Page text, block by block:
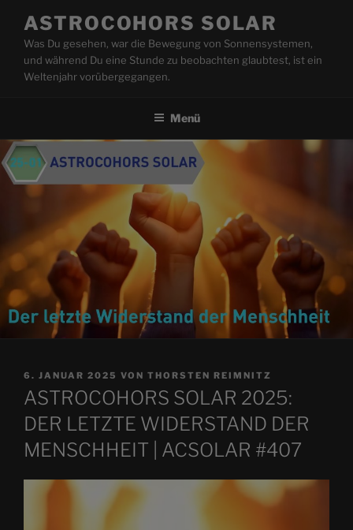
Inhalt
springen
ASTROCOHORS SOLAR
Was Du gesehen, war die Bewegung von Sonnensystemen,
und während Du eine Stunde zu beobachten glaubtest, ist ein
Weltenjahr vorübergegangen.
Menü
VERÖFFENTLICHT
AM
6. JANUAR 2025 VON THORSTEN REIMNITZ
ASTROCOHORS SOLAR 2025:
DER LETZTE WIDERSTAND DER
MENSCHHEIT | ACSOLAR #407